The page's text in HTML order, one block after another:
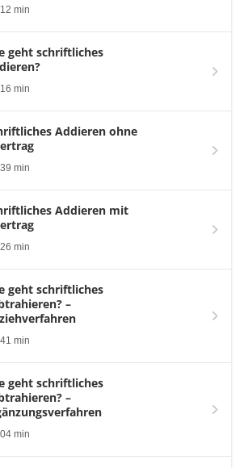
min
geht schriftliches
min
Addieren ohne
min
Addieren mit
min
geht schriftliches
–
min
geht schriftliches
–
min